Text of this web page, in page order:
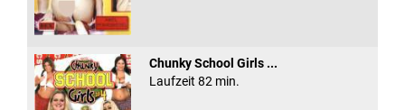
Chunky School Girls ...
Laufzeit 82 min.